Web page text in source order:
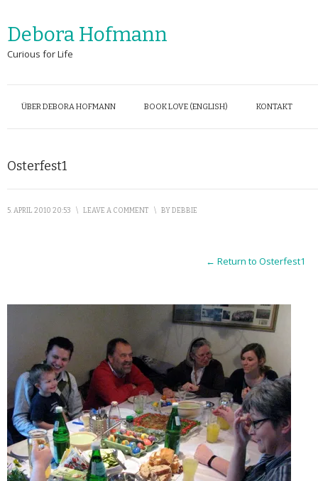
Debora Hofmann
Curious for Life
ÜBER DEBORA HOFMANN BOOK LOVE (ENGLISH) KONTAKT
Osterfest1
5. APRIL 2010 20:53 \ LEAVE A COMMENT \ BYDEBBIE
← Return to Osterfest1